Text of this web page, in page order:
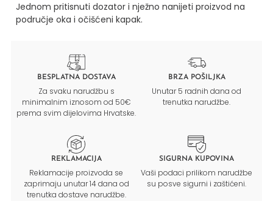
Jednom pritisnuti dozator i nježno nanijeti proizvod na
područje oka i očišćeni kapak.
BESPLATNA DOSTAVA
Za svaku narudžbu s
minimalnim iznosom od 50€
prema svim dijelovima Hrvatske.
BRZA POŠILJKA
Unutar 5 radnih dana od
trenutka narudžbe.
REKLAMACIJA
Reklamacije proizvoda se
zaprimaju unutar 14 dana od
trenutka dostave narudžbe.
SIGURNA KUPOVINA
Vaši podaci prilikom narudžbe
su posve sigurni i zaštićeni.